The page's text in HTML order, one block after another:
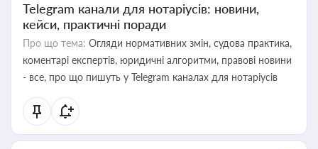
Telegram канали для нотаріусів: новини,
кейси, практичні поради
Про що тема: Огляди нормативних змін, судова практика,
коментарі експертів, юридичні алгоритми, правові новини
- все, про що пишуть у Telegram каналах для нотаріусів